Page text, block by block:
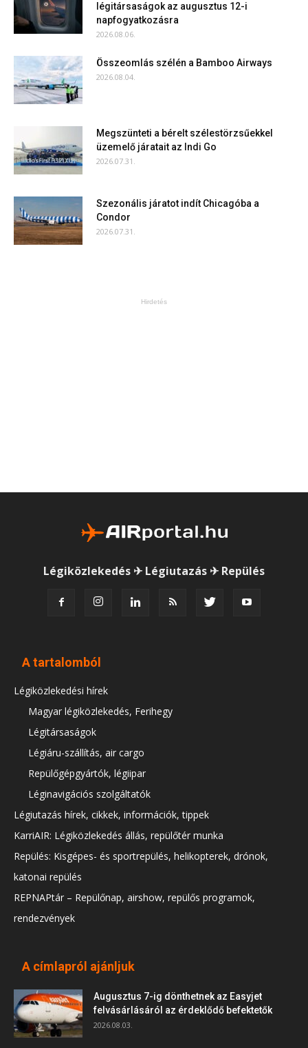
légitársaságok az augusztus 12-i
napfogyatkozásra
2026.08.06.
Összeomlás szélén a Bamboo Airways
2026.08.04.
Megszünteti a bérelt szélestörzsűekkel
üzemelő járatait az Indi Go
2026.07.31.
Szezonális járatot indít Chicagóba a
Condor
2026.07.31.
Hirdetés
Légiközlekedés ✈ Légiutazás ✈ Repülés
A tartalomból
Légiközlekedési hírek
Magyar légiközlekedés, Ferihegy
Légitársaságok
Légiáru-szállítás, air cargo
Repülőgépgyártók, légiipar
Léginavigációs szolgáltatók
Légiutazás hírek, cikkek, információk, tippek
KarriAIR: Légiközlekedés állás, repülőtér munka
Repülés: Kisgépes- és sportrepülés, helikopterek, drónok,
katonai repülés
REPNAPtár – Repülőnap, airshow, repülős programok,
rendezvények
A címlapról ajánljuk
Augusztus 7-ig dönthetnek az Easyjet
felvásárlásáról az érdeklődő befektetők
2026.08.03.